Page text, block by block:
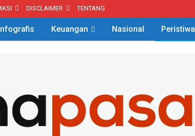
DISCLAIMER TENTANG
Keuangan Nasional Peristiwa